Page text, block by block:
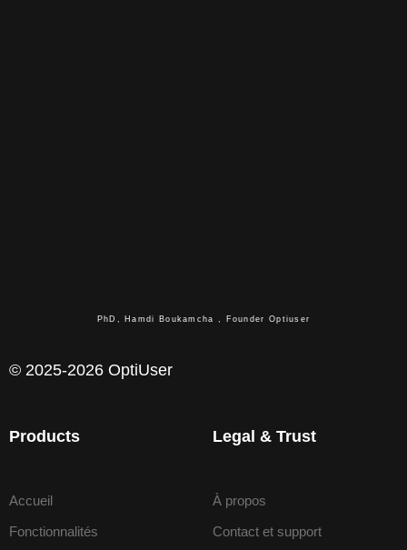
PhD, Hamdi Boukamcha , Founder Optiuser
© 2025-2026 OptiUser ​
Products
Accueil
Fonctionnalités
Legal & Trust
À propos
Contact et support